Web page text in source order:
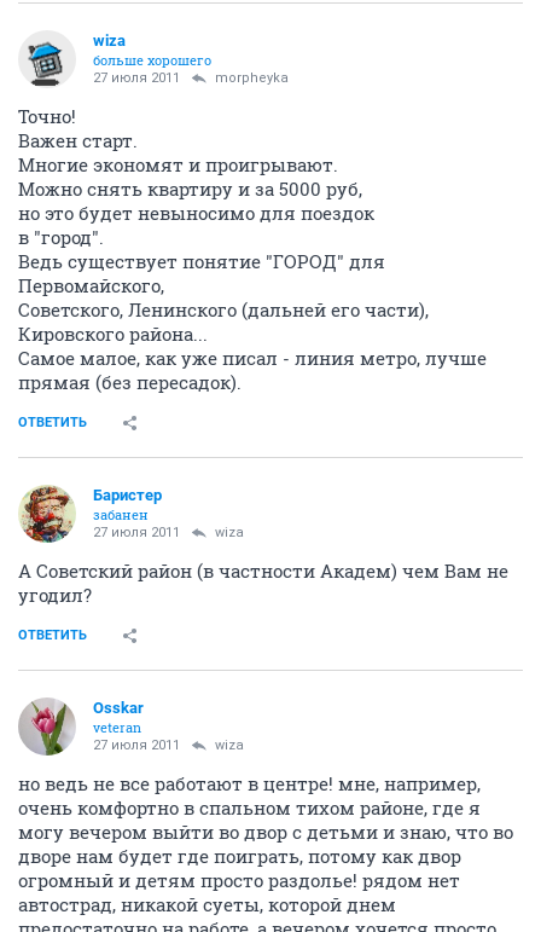
wiza
больше хорошего
27 июля 2011 morpheyka
Точно!
Важен старт.
Многие экономят и проигрывают.
Можно снять квартиру и за 5000 руб,
но это будет невыносимо для поездок
в "город".
Ведь существует понятие "ГОРОД" для
Первомайского,
Советского, Ленинского (дальней его части),
Кировского района...
Самое малое, как уже писал - линия метро, лучше
прямая (без пересадок).
ОТВЕТИТЬ
Баристер
забанен
27 июля 2011 wiza
А Советский район (в частности Академ) чем Вам не
угодил?
ОТВЕТИТЬ
Osskar
veteran
27 июля 2011 wiza
но ведь не все работают в центре! мне, например,
очень комфортно в спальном тихом районе, где я
могу вечером выйти во двор с детьми и знаю, что во
дворе нам будет где поиграть, потому как двор
огромный и детям просто раздолье! рядом нет
автострад, никакой суеты, которой днем